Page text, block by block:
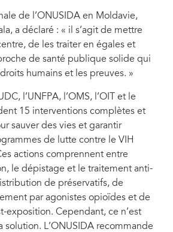
de l’ONUSIDA en Moldavie,
a déclaré : « il s’agit de mettre
de les traiter en égales et
de santé publique solide qui
humains et les preuves. »
l’UNFPA, l’OMS, l’OIT et le
15 interventions complètes et
sauver des vies et garantir
de lutte contre le VIH
actions comprennent entre
le dépistage et le traitement anti-
de préservatifs, de
par agonistes opioïdes et de
exposition. Cependant, ce n’est
solution. L’ONUSIDA recommande